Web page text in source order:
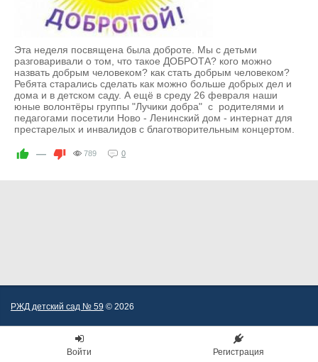
Эта неделя посвящена была доброте. Мы с детьми
разговаривали о том, что такое ДОБРОТА? кого можно
назвать добрым человеком? как стать добрым человеком?
Ребята старались сделать как можно больше добрых дел и
дома и в детском саду. А ещё в среду 26 февраля наши
юные волонтёры группы "Лучики добра" с родителями и
педагогами посетили Ново - Ленинский дом - интернат для
престарелых и инвалидов с благотворительным концертом.
— 789 0
РЖД детский сад № 59 © 2026
Войти Регистрация